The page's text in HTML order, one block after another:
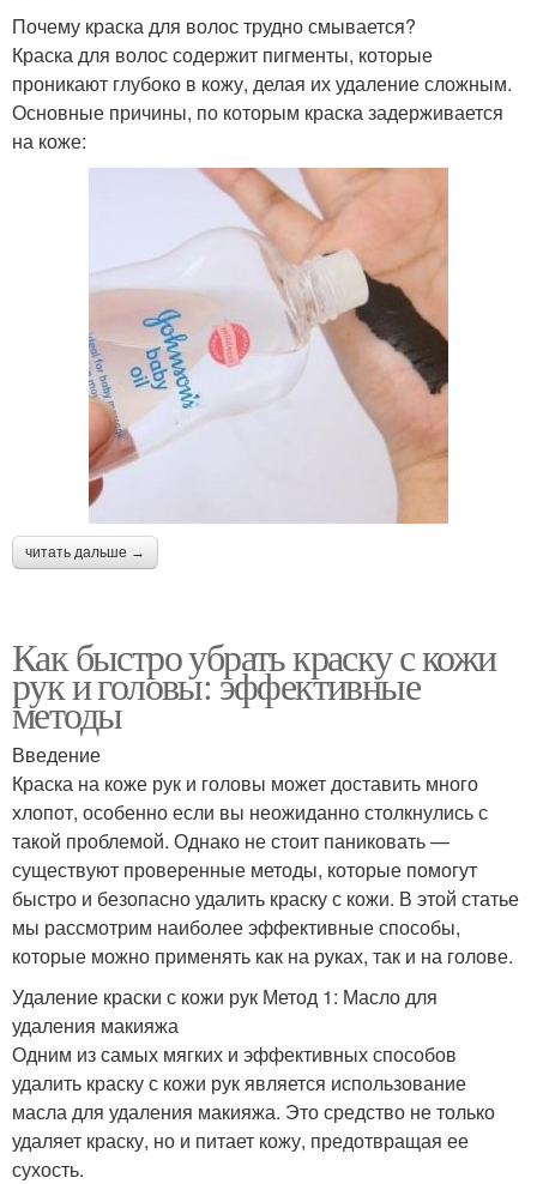
Почему краска для волос трудно смывается?
Краска для волос содержит пигменты, которые
проникают глубоко в кожу, делая их удаление сложным.
Основные причины, по которым краска задерживается
на коже:
читать дальше →
Как быстро убрать краску с кожи
рук и головы: эффективные
методы
Введение
Краска на коже рук и головы может доставить много
хлопот, особенно если вы неожиданно столкнулись с
такой проблемой. Однако не стоит паниковать —
существуют проверенные методы, которые помогут
быстро и безопасно удалить краску с кожи. В этой статье
мы рассмотрим наиболее эффективные способы,
которые можно применять как на руках, так и на голове.
Удаление краски с кожи рук Метод 1: Масло для
удаления макияжа
Одним из самых мягких и эффективных способов
удалить краску с кожи рук является использование
масла для удаления макияжа. Это средство не только
удаляет краску, но и питает кожу, предотвращая ее
сухость.